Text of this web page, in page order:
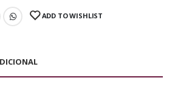
ADD TO WISHLIST